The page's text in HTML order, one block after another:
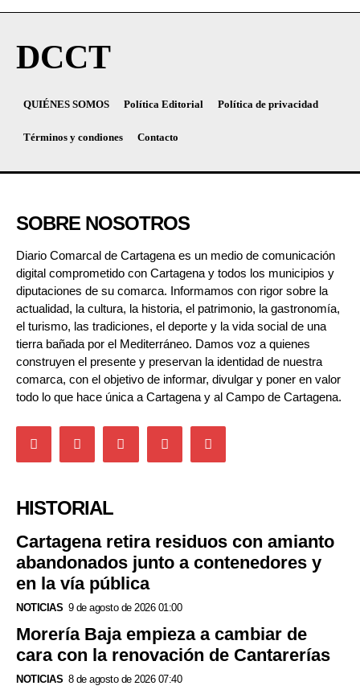
DCCT
QUIÉNES SOMOS Política Editorial Política de privacidad
Términos y condiones Contacto
SOBRE NOSOTROS
Diario Comarcal de Cartagena es un medio de comunicación
digital comprometido con Cartagena y todos los municipios y
diputaciones de su comarca. Informamos con rigor sobre la
actualidad, la cultura, la historia, el patrimonio, la gastronomía,
el turismo, las tradiciones, el deporte y la vida social de una
tierra bañada por el Mediterráneo. Damos voz a quienes
construyen el presente y preservan la identidad de nuestra
comarca, con el objetivo de informar, divulgar y poner en valor
todo lo que hace única a Cartagena y al Campo de Cartagena.
HISTORIAL
Cartagena retira residuos con amianto
abandonados junto a contenedores y
en la vía pública
NOTICIAS 9 de agosto de 2026 01:00
Morería Baja empieza a cambiar de
cara con la renovación de Cantarerías
NOTICIAS 8 de agosto de 2026 07:40